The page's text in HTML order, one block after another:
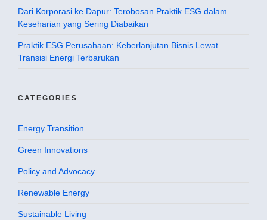
Dari Korporasi ke Dapur: Terobosan Praktik ESG dalam
Keseharian yang Sering Diabaikan
Praktik ESG Perusahaan: Keberlanjutan Bisnis Lewat
Transisi Energi Terbarukan
CATEGORIES
Energy Transition
Green Innovations
Policy and Advocacy
Renewable Energy
Sustainable Living